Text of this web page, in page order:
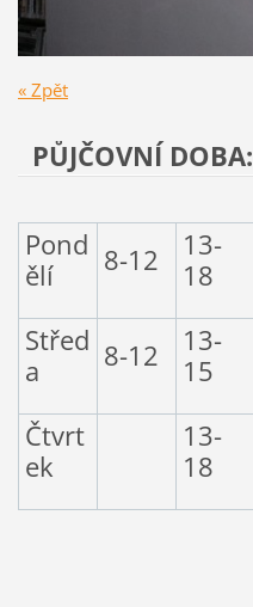
« Zpět
PŮJČOVNÍ DOBA:
Pond
ělí
8-12
13-
18
Střed
a
8-12
13-
15
Čtvrt
ek
13-
18